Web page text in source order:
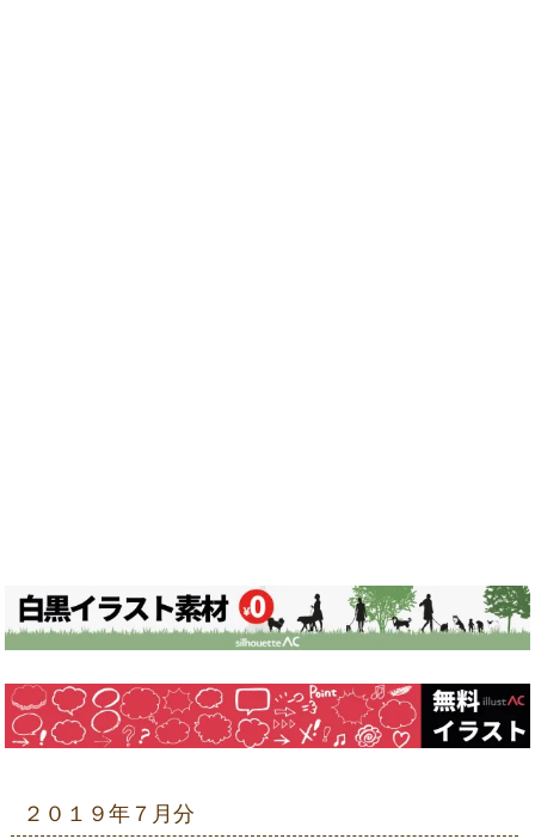
２０１９年７月分